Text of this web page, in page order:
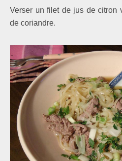
Verser un filet de jus de citron
de coriandre.